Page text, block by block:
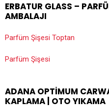
ERBATUR GLASS –
AMBALAJI
Parfüm Şişesi Toptan
Parfüm Şişesi
ADANA OPTIMUM
KAPLAMA | OTO YIKAMA